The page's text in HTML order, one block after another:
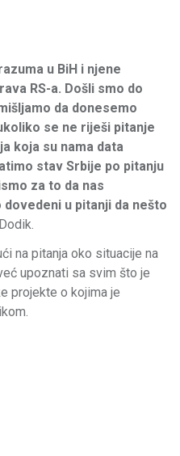
u BiH i njene
RS-a. Došli smo do
da donesemo
se ne riješi pitanje
koja su nama data
stav Srbije po pitanju
za to da nas
u pitanji da nešto
na pitanja oko situacije na
upoznati sa svim što je
projekte o kojima je